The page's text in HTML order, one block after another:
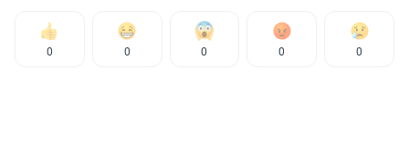
0 0 0 0 0